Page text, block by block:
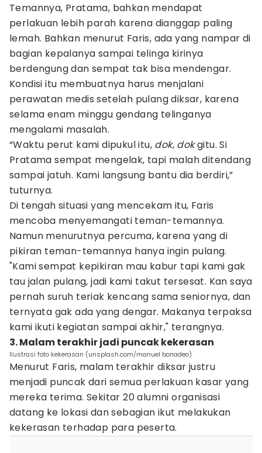
Temannya, Pratama, bahkan mendapat
perlakuan lebih parah karena dianggap paling
lemah. Bahkan menurut Faris, ada yang nampar di
bagian kepalanya sampai telinga kirinya
berdengung dan sempat tak bisa mendengar.
Kondisi itu membuatnya harus menjalani
perawatan medis setelah pulang diksar, karena
selama enam minggu gendang telinganya
mengalami masalah.
“Waktu perut kami dipukul itu, dok, dokgitu. Si
Pratama sempat mengelak, tapi malah ditendang
sampai jatuh. Kami langsung bantu dia berdiri,”
tuturnya.
Di tengah situasi yang mencekam itu, Faris
mencoba menyemangati teman-temannya.
Namun menurutnya percuma, karena yang di
pikiran teman-temannya hanya ingin pulang.
"Kami sempat kepikiran mau kabur tapi kami gak
tau jalan pulang, jadi kami takut tersesat. Kan saya
pernah suruh teriak kencang sama seniornya, dan
ternyata gak ada yang dengar. Makanya terpaksa
kami ikuti kegiatan sampai akhir," terangnya.
3. Malam terakhir jadi puncak kekerasan
Ilustrasi foto kekerasan (unsplash.com/manuel bonadeo)
Menurut Faris, malam terakhir diksar justru
menjadi puncak dari semua perlakuan kasar yang
mereka terima. Sekitar 20 alumni organisasi
datang ke lokasi dan sebagian ikut melakukan
kekerasan terhadap para peserta.